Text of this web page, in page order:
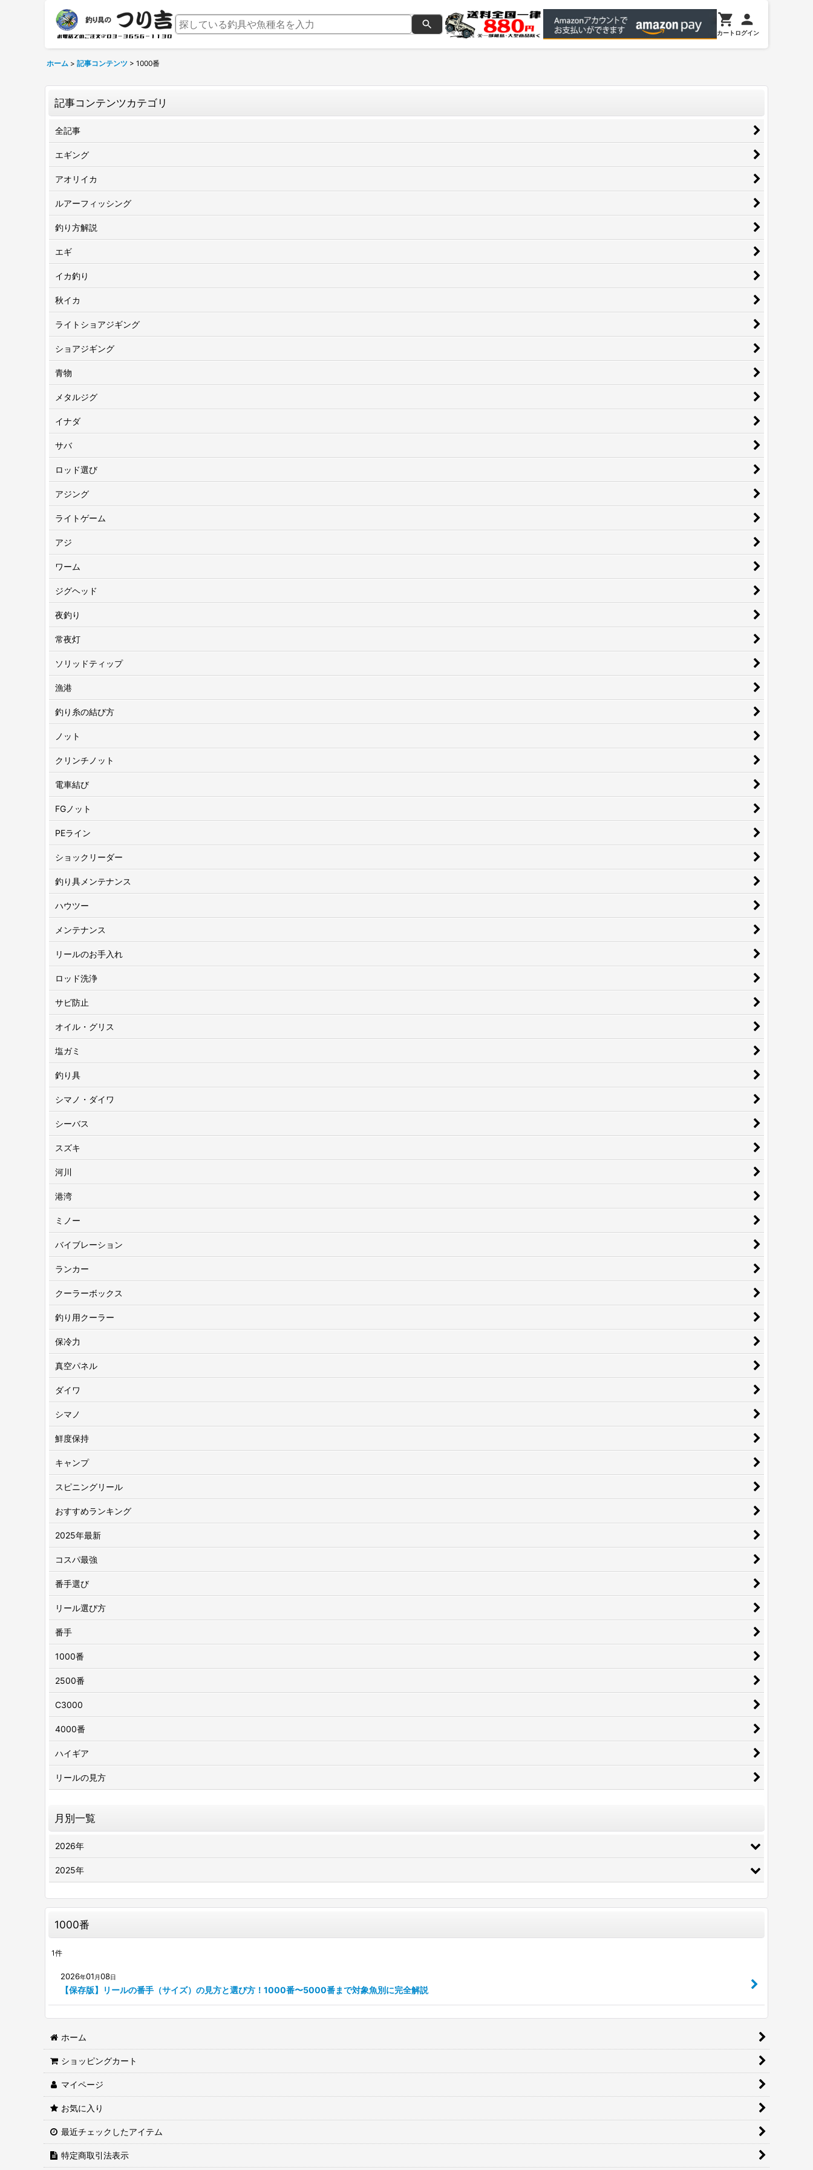
カート ログイン
ホーム > 記事コンテンツ > 1000番
1000番
1件
2026年01 月08日
【保存版】リールの番手（サイズ）の見方と選び方！1000番〜5000番まで対象魚別に完全解説
記事コンテンツカテゴリ
全記事
エギング
アオリイカ
ルアーフィッシング
釣り方解説
エギ
イカ釣り
秋イカ
ライトショアジギング
ショアジギング
青物
メタルジグ
イナダ
サバ
ロッド選び
アジング
ライトゲーム
アジ
ワーム
ジグヘッド
夜釣り
常夜灯
ソリッドティップ
漁港
釣り糸の結び方
ノット
クリンチノット
電車結び
FGノット
PEライン
ショックリーダー
釣り具メンテナンス
ハウツー
メンテナンス
リールのお手入れ
ロッド洗浄
サビ防止
オイル・グリス
塩ガミ
釣り具
シマノ・ダイワ
シーバス
スズキ
河川
港湾
ミノー
バイブレーション
ランカー
クーラーボックス
釣り用クーラー
保冷力
真空パネル
ダイワ
シマノ
鮮度保持
キャンプ
スピニングリール
おすすめランキング
2025年最新
コスパ最強
番手選び
リール選び方
番手
1000番
2500番
C3000
4000番
ハイギア
リールの見方
月別一覧
2026年
2025年
ホーム
ショッピングカート
マイページ
お気に入り
最近チェックしたアイテム
特定商取引法表示